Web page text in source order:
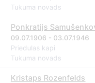
Tukuma novads
Ponkratijs
09.07.1906 - 03.07.1946
Priedulas kapi
Tukuma novads
Kristaps Rozenfelds